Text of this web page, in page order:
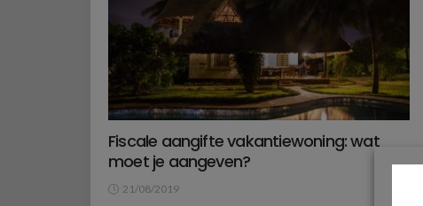
Fiscale aangifte vakantiewoning: wat
moet je aangeven?
21/08/2019